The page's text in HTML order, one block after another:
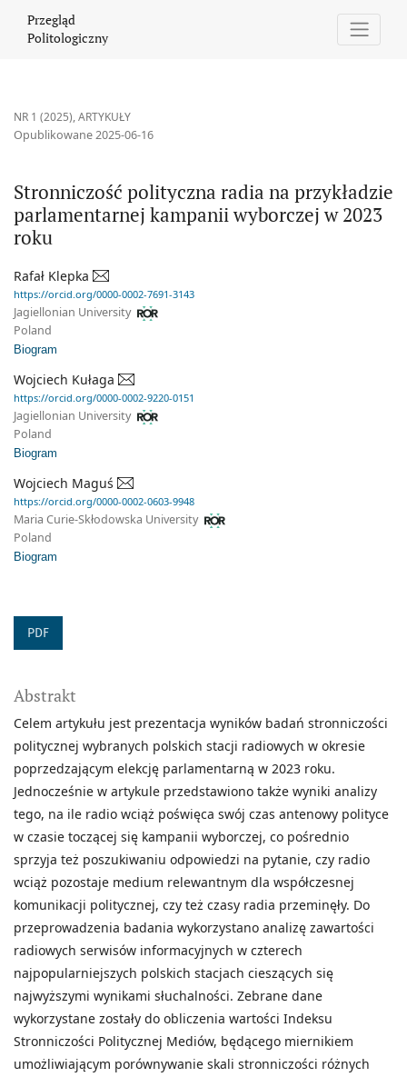
Przegląd
Politologiczny
NR 1 (2025),ARTYKUŁY
Stronniczość polityczna radia na przykładzie
parlamentarnej kampanii wyborczej w 2023
roku
Opublikowane 2025-06-16
Rafał Klepka
https://orcid.org/0000-0002-7691-3143
Jagiellonian University
Poland
Biogram
Wojciech Kułaga
https://orcid.org/0000-0002-9220-0151
Jagiellonian University
Poland
Biogram
Wojciech Maguś
https://orcid.org/0000-0002-0603-9948
Maria Curie-Skłodowska University
Poland
Biogram
PDF
Abstrakt
Celem artykułu jest prezentacja wyników badań stronniczości
politycznej wybranych polskich stacji radiowych w okresie
poprzedzającym elekcję parlamentarną w 2023 roku.
Jednocześnie w artykule przedstawiono także wyniki analizy
tego, na ile radio wciąż poświęca swój czas antenowy polityce
w czasie toczącej się kampanii wyborczej, co pośrednio
sprzyja też poszukiwaniu odpowiedzi na pytanie, czy radio
wciąż pozostaje medium relewantnym dla współczesnej
komunikacji politycznej, czy też czasy radia przeminęły. Do
przeprowadzenia badania wykorzystano analizę zawartości
radiowych serwisów informacyjnych w czterech
najpopularniejszych polskich stacjach cieszących się
najwyższymi wynikami słuchalności. Zebrane dane
wykorzystane zostały do obliczenia wartości Indeksu
Stronniczości Politycznej Mediów, będącego miernikiem
umożliwiającym porównywanie skali stronniczości różnych